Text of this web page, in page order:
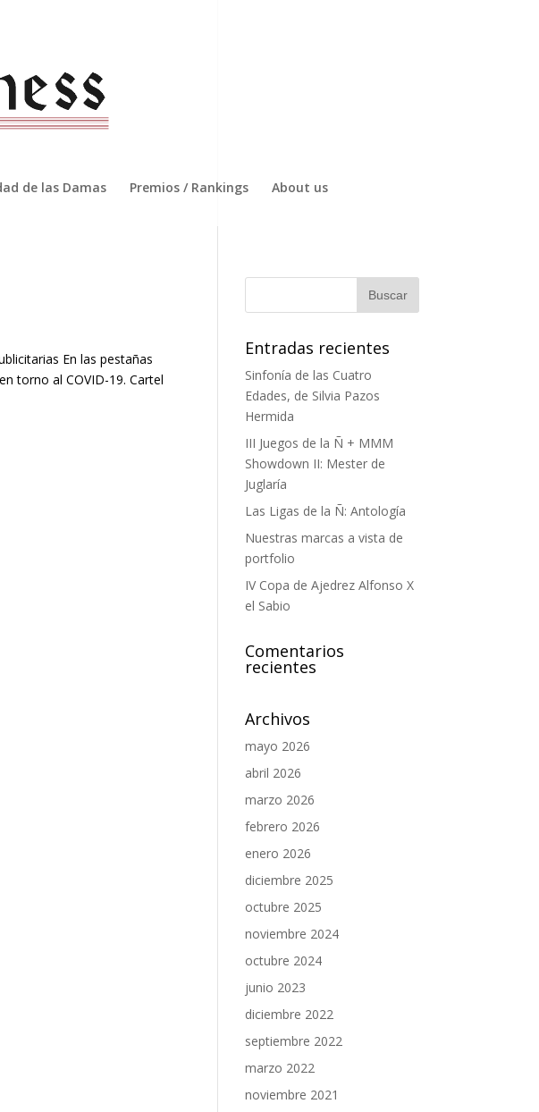
de las Damas Premios / Rankings About us
En las pestañas
torno al COVID-19. Cartel
Entradas recientes
Sinfonía de las Cuatro
Edades, de Silvia Pazos
Hermida
III Juegos de la Ñ + MMM
Showdown II: Mester de
Juglaría
Las Ligas de la Ñ: Antología
Nuestras marcas a vista de
portfolio
IV Copa de Ajedrez Alfonso X
el Sabio
Comentarios
recientes
Archivos
mayo 2026
abril 2026
marzo 2026
febrero 2026
enero 2026
diciembre 2025
octubre 2025
noviembre 2024
octubre 2024
junio 2023
diciembre 2022
septiembre 2022
marzo 2022
noviembre 2021